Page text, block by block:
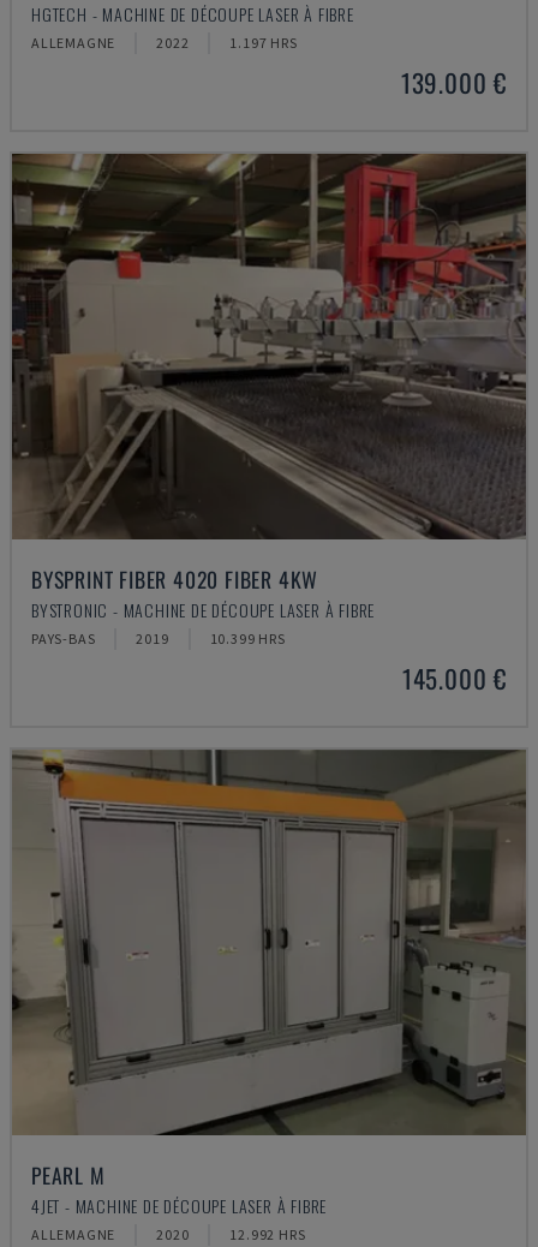
HGTECH - MACHINE DE DÉCOUPE LASER À FIBRE
ALLEMAGNE 2022 1.197 HRS
139.000 €
BYSPRINT FIBER 4020 FIBER 4KW
BYSTRONIC - MACHINE DE DÉCOUPE LASER À FIBRE
PAYS-BAS 2019 10.399 HRS
145.000 €
PEARL M
4JET - MACHINE DE DÉCOUPE LASER À FIBRE
ALLEMAGNE 2020 12.992 HRS